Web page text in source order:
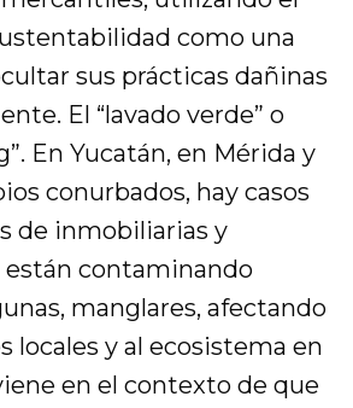
como una
sus prácticas dañinas
El “lavado verde” o
En Yucatán, en Mérida y
conurbados, hay casos
de inmobiliarias y
están contaminando
manglares, afectando
locales y al ecosistema en
en el contexto de que